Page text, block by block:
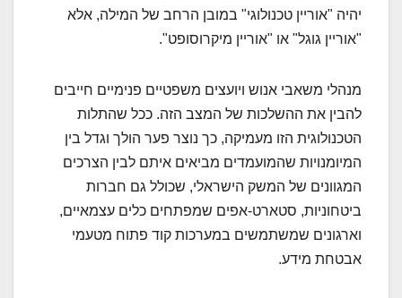
יהיה "אוריין טכנולוגי" במובן הרחב של המילה, אלא
"אוריין גוגל" או "אוריין מיקרוסופט".
מנהלי משאבי אנוש ויועצים משפטיים פנימיים חייבים
להבין את ההשלכות של המצב הזה. ככל שהתלות
הטכנולוגית הזו מעמיקה, כך נוצר פער הולך וגדל בין
המיומנויות שהמועמדים מביאים איתם לבין הצרכים
המגוונים של המשק הישראלי, שכולל גם חברות
ביטחוניות, סטארט-אפים שמפתחים כלים עצמאיים,
וארגונים שמשתמשים במערכות קוד פתוח מטעמי
אבטחת מידע.